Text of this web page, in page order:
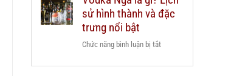
mua
chai
Wood
sử hình thành và đặc
trưng nổi bật
Chức năng bình luận bị tắtở
Nga